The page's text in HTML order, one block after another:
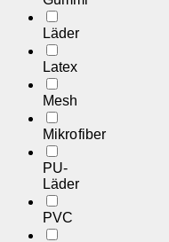
Läder
Latex
Mesh
Mikrofiber
PU-
Läder
PVC